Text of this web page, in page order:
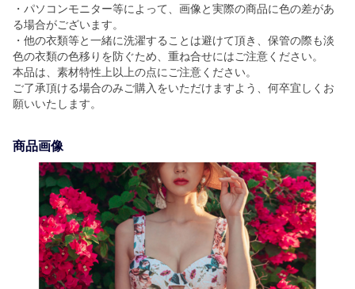
・パソコンモニター等によって、画像と実際の商品に色の差があ
る場合がございます。
・他の衣類等と一緒に洗濯することは避けて頂き、保管の際も淡
色の衣類の色移りを防ぐため、重ね合せにはご注意ください。
本品は、素材特性上以上の点にご注意ください。
ご了承頂ける場合のみご購入をいただけますよう、何卒宜しくお
願いいたします。
商品画像